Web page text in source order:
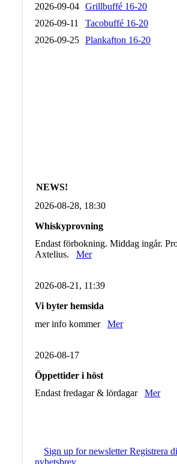
2026-09-04 Grillbuffé 16-20
2026-09-11
Tacobuffé 16-20
2026-09-25 Plankafton 16-20
NEWS!
2026-08-28, 18:30
Whiskyprovning
Endast förbokning. Middag ingår.
Axtelius. Mer
2026-08-21, 11:39
Vi byter hemsida
mer info kommer Mer
2026-08-17
Öppettider i höst
Endast fredagar & lördagar Mer
Sign up for newsletter Registrera
nyhetsbrev